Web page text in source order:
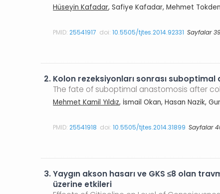
Hüseyin Kafadar, Safiye Kafadar, Mehmet
PMID:25541917 doi:10.5505/tjtes.2014.92331 Sayfalar
2. Kolon rezeksiyonları sonrası suboptimal
The fate of suboptimal anastomosis after
Mehmet Kamil Yıldız, İsmail Okan, Hasan Nazik,
PMID:25541918 doi:10.5505/tjtes.2014.31899 Sayfalar
3.Yaygın akson hasarı ve GKS ≤8 olan
üzerine etkileri